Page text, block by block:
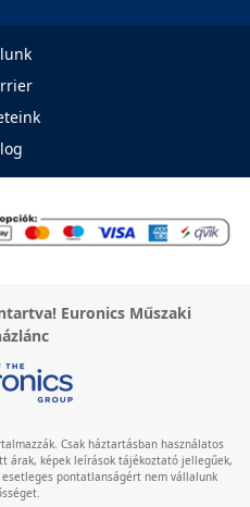
Euronics Műszaki
Csak háztartásban használatos
árak, képek leírások tájékoztató jellegűek,
pontatlanságért nem vállalunk